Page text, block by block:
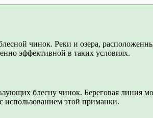
чинок. Реки и озера,
эффективной в таких условиях.
блесну чинок. Береговая линия
использованием этой приманки.